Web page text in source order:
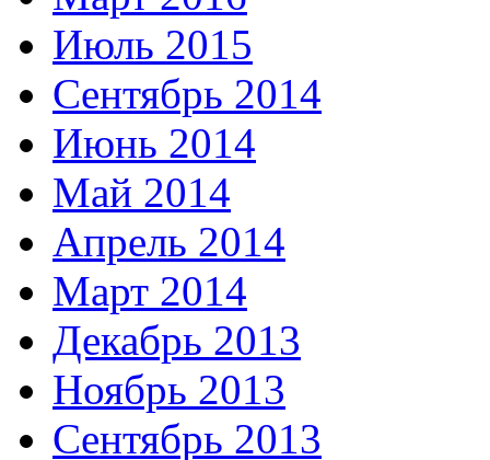
Июль 2015
Сентябрь 2014
Июнь 2014
Май 2014
Апрель 2014
Март 2014
Декабрь 2013
Ноябрь 2013
Сентябрь 2013